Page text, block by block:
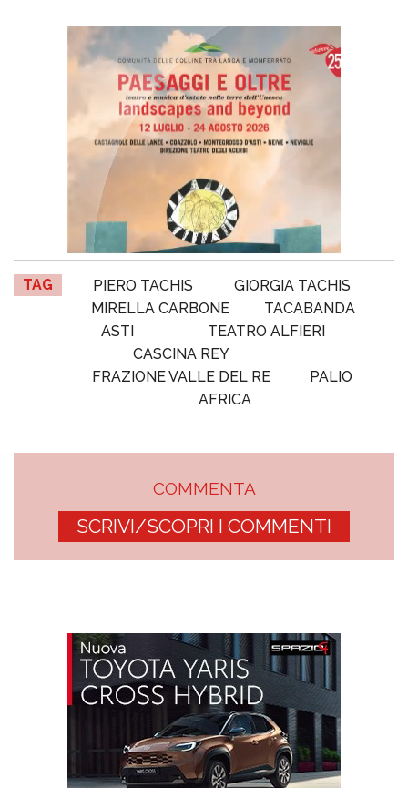
TAG PIERO TACHIS
GIORGIA TACHIS
MIRELLA CARBONE
TACABANDA
ASTI
TEATRO ALFIERI
CASCINA REY
FRAZIONE VALLE DEL RE
PALIO
AFRICA
COMMENTA
SCRIVI/SCOPRI I COMMENTI